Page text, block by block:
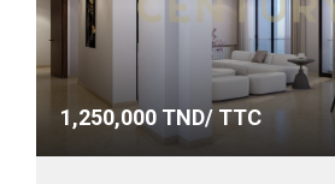
1,250,000 TND/ TTC